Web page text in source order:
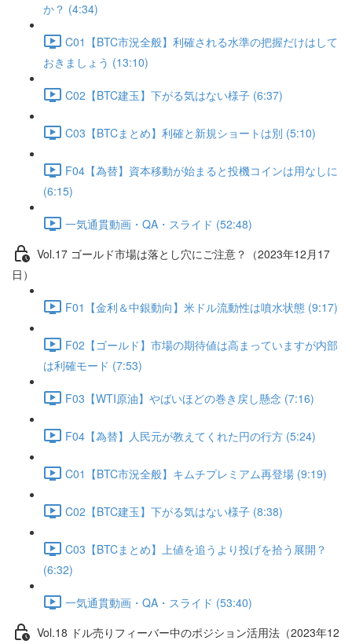
か？ (4:34)
C01【BTC市況全般】利確される水準の把握だけはして
おきましょう (13:10)
C02【BTC建玉】下がる気はない様子 (6:37)
C03【BTCまとめ】利確と新規ショートは別 (5:10)
F04【為替】資本移動が始まると投機コインは用なしに
(6:15)
一気通貫動画・QA・スライド (52:48)
Vol.17 ゴールド市場は落とし穴にご注意？（2023年12月17
日）
F01【金利＆中銀動向】米ドル流動性は噴水状態 (9:17)
F02【ゴールド】市場の期待値は高まっていますが内部
は利確モード (7:53)
F03【WTI原油】やばいほどの巻き戻し懸念 (7:16)
F04【為替】人民元が教えてくれた円の行方 (5:24)
C01【BTC市況全般】キムチプレミアム再登場 (9:19)
C02【BTC建玉】下がる気はない様子 (8:38)
C03【BTCまとめ】上値を追うより投げを拾う展開？
(6:32)
一気通貫動画・QA・スライド (53:40)
Vol.18 ドル売りフィーバー中のポジション活用法（2023年12